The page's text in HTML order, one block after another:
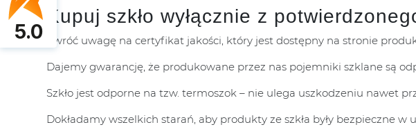
Kupuj szkło wyłącznie z
Zwróć uwagę na certyfikat jakości, który jest dostępny na stronie
Dajemy gwarancję, że produkowane przez nas pojemniki szklane są
Szkło jest odporne na tzw. termoszok – nie ulega uszkodzeniu nawet
Dokładamy wszelkich starań, aby produkty ze szkła były bezpieczne w
5.0